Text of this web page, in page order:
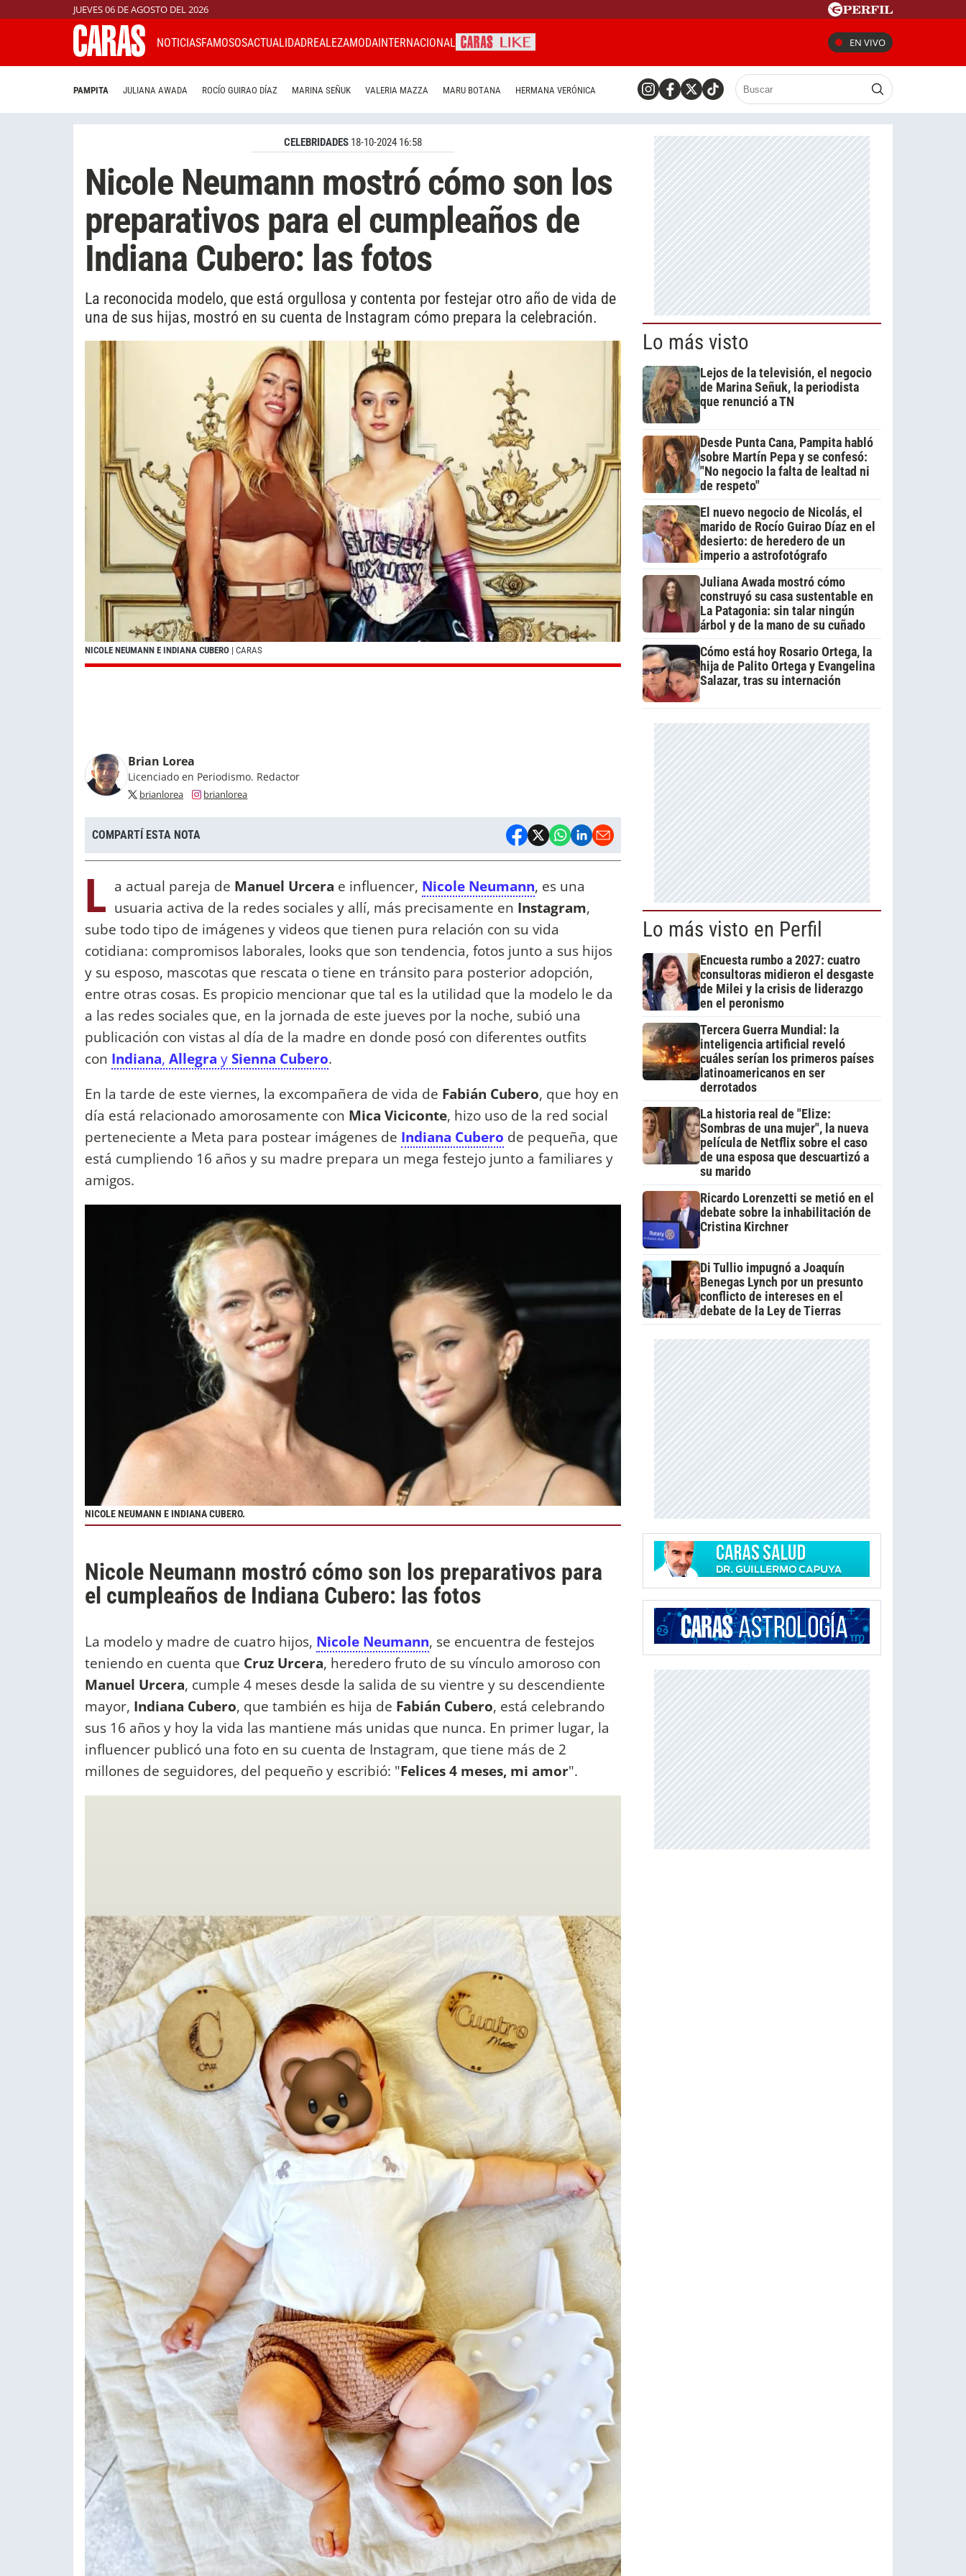
JUEVES 06 DE AGOSTO DEL 2026
NOTICIASFAMOSOSACTUALIDADREALEZAMODAINTERNACIONAL EN VIVO
PAMPITA JULIANA AWADA ROCÍO GUIRAO DÍAZ MARINA SEÑUK VALERIA MAZZA MARU BOTANA HERMANA VERÓNICA
CELEBRIDADES 18-10-2024 16:58
Nicole Neumann mostró cómo son los
preparativos para el cumpleaños de
Indiana Cubero: las fotos
La reconocida modelo, que está orgullosa y contenta por festejar otro año de vida de
una de sus hijas, mostró en su cuenta de Instagram cómo prepara la celebración.
NICOLE NEUMANN E INDIANA CUBERO | CARAS
Brian Lorea
Licenciado en Periodismo. Redactor
brianlorea brianlorea
COMPARTÍ ESTA NOTA
L a actual pareja de Manuel Urcera e influencer, Nicole Neumann, es una
usuaria activa de la redes sociales y allí, más precisamente en Instagram,
sube todo tipo de imágenes y videos que tienen pura relación con su vida
cotidiana: compromisos laborales, looks que son tendencia, fotos junto a sus hijos
y su esposo, mascotas que rescata o tiene en tránsito para posterior adopción,
entre otras cosas. Es propicio mencionar que tal es la utilidad que la modelo le da
a las redes sociales que, en la jornada de este jueves por la noche, subió una
publicación con vistas al día de la madre en donde posó con diferentes outfits
con Indiana, Allegra ySienna Cubero.
En la tarde de este viernes, la excompañera de vida de Fabián Cubero, que hoy en
día está relacionado amorosamente con Mica Viciconte, hizo uso de la red social
perteneciente a Meta para postear imágenes de Indiana Cubero de pequeña, que
está cumpliendo 16 años y su madre prepara un mega festejo junto a familiares y
amigos.
NICOLE NEUMANN E INDIANA CUBERO.
Nicole Neumann mostró cómo son los preparativos para
el cumpleaños de Indiana Cubero: las fotos
La modelo y madre de cuatro hijos, Nicole Neumann, se encuentra de festejos
teniendo en cuenta que Cruz Urcera, heredero fruto de su vínculo amoroso con
Manuel Urcera, cumple 4 meses desde la salida de su vientre y su descendiente
mayor, Indiana Cubero, que también es hija de Fabián Cubero, está celebrando
sus 16 años y hoy la vida las mantiene más unidas que nunca. En primer lugar, la
influencer publicó una foto en su cuenta de Instagram, que tiene más de 2
millones de seguidores, del pequeño y escribió: "Felices 4 meses, mi amor".
Lo más visto
Lejos de la televisión, el negocio
de Marina Señuk, la periodista
que renunció a TN
Desde Punta Cana, Pampita habló
sobre Martín Pepa y se confesó:
"No negocio la falta de lealtad ni
de respeto"
El nuevo negocio de Nicolás, el
marido de Rocío Guirao Díaz en el
desierto: de heredero de un
imperio a astrofotógrafo
Juliana Awada mostró cómo
construyó su casa sustentable en
La Patagonia: sin talar ningún
árbol y de la mano de su cuñado
Cómo está hoy Rosario Ortega, la
hija de Palito Ortega y Evangelina
Salazar, tras su internación
Lo más visto en Perfil
Encuesta rumbo a 2027: cuatro
consultoras midieron el desgaste
de Milei y la crisis de liderazgo
en el peronismo
Tercera Guerra Mundial: la
inteligencia artificial reveló
cuáles serían los primeros países
latinoamericanos en ser
derrotados
La historia real de "Elize:
Sombras de una mujer", la nueva
película de Netflix sobre el caso
de una esposa que descuartizó a
su marido
Ricardo Lorenzetti se metió en el
debate sobre la inhabilitación de
Cristina Kirchner
Di Tullio impugnó a Joaquín
Benegas Lynch por un presunto
conflicto de intereses en el
debate de la Ley de Tierras